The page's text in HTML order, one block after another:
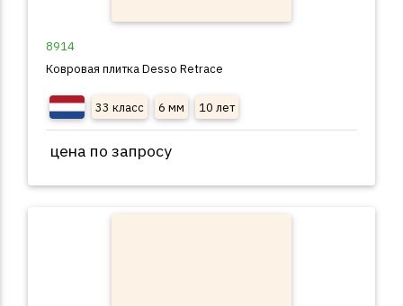
8914
Ковровая плитка Desso Retrace
33 класс 6 мм 10 лет
цена по запросу